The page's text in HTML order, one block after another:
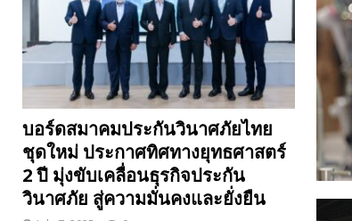
บอร์ดสมาคมประกันวินาศภัยไทย
ชุดใหม่ ประกาศทิศทางยุทธศาสตร์
2 ปี มุ่งขับเคลื่อนธุรกิจประกัน
วินาศภัย สู่ความมั่นคงและยั่งยืน